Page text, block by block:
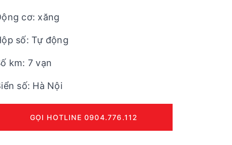
cơ: xăng
số: Tự động
km: 7 vạn
số: Hà Nội
GỌI HOTLINE 0904.776.112